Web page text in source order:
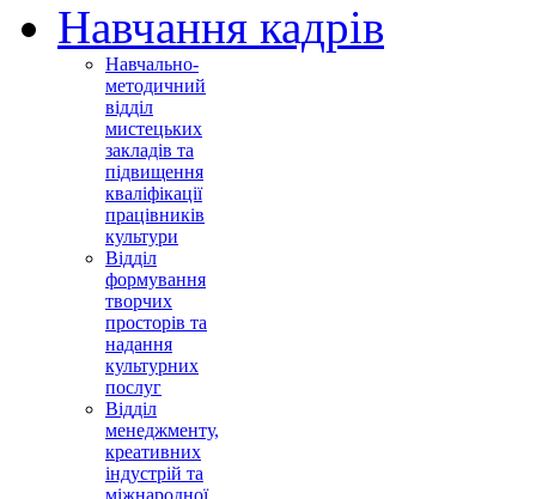
Навчання кадрів
Навчально-
методичний
відділ
мистецьких
закладів та
підвищення
кваліфікації
працівників
культури
Відділ
формування
творчих
просторів та
надання
культурних
послуг
Відділ
менеджменту,
креативних
індустрій та
міжнародної